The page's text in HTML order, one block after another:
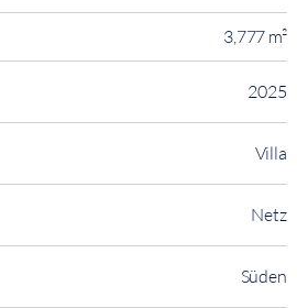
3,777 m²
2025
Villa
Netz
Süden